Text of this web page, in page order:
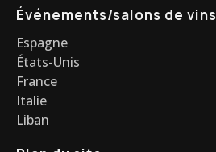
Événements/salons de vins
Espagne
États-Unis
France
Italie
Liban